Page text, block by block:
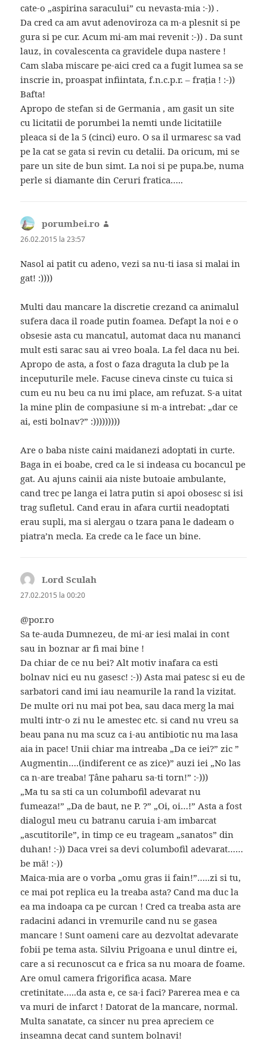
cate-o „aspirina saracului” cu nevasta-mia :-)) .
Da cred ca am avut adenoviroza ca m-a plesnit si pe
gura si pe cur. Acum mi-am mai revenit :-)) . Da sunt
lauz, in covalescenta ca gravidele dupa nastere !
Cam slaba miscare pe-aici cred ca a fugit lumea sa se
inscrie in, proaspat infiintata, f.n.c.p.r. – fraţia ! :-))
Bafta!
Apropo de stefan si de Germania , am gasit un site
cu licitatii de porumbei la nemti unde licitatiile
pleaca si de la 5 (cinci) euro. O sa il urmaresc sa vad
pe la cat se gata si revin cu detalii. Da oricum, mi se
pare un site de bun simt. La noi si pe pupa.be, numa
perle si diamante din Ceruri fratica…..
porumbei.ro
26.02.2015 la 23:57
Nasol ai patit cu adeno, vezi sa nu-ti iasa si malai in
gat! :))))
Multi dau mancare la discretie crezand ca animalul
sufera daca il roade putin foamea. Defapt la noi e o
obsesie asta cu mancatul, automat daca nu mananci
mult esti sarac sau ai vreo boala. La fel daca nu bei.
Apropo de asta, a fost o faza draguta la club pe la
inceputurile mele. Facuse cineva cinste cu tuica si
cum eu nu beu ca nu imi place, am refuzat. S-a uitat
la mine plin de compasiune si m-a intrebat: „dar ce
ai, esti bolnav?” :)))))))))
Are o baba niste caini maidanezi adoptati in curte.
Baga in ei boabe, cred ca le si indeasa cu bocancul pe
gat. Au ajuns cainii aia niste butoaie ambulante,
cand trec pe langa ei latra putin si apoi obosesc si isi
trag sufletul. Cand erau in afara curtii neadoptati
erau supli, ma si alergau o tzara pana le dadeam o
piatra’n mecla. Ea crede ca le face un bine.
Lord Sculah
27.02.2015 la 00:20
@por.ro
Sa te-auda Dumnezeu, de mi-ar iesi malai in cont
sau in boznar ar fi mai bine !
Da chiar de ce nu bei? Alt motiv inafara ca esti
bolnav nici eu nu gasesc! :-)) Asta mai patesc si eu de
sarbatori cand imi iau neamurile la rand la vizitat.
De multe ori nu mai pot bea, sau daca merg la mai
multi intr-o zi nu le amestec etc. si cand nu vreu sa
beau pana nu ma scuz ca i-au antibiotic nu ma lasa
aia in pace! Unii chiar ma intreaba „Da ce iei?” zic ”
Augmentin….(indiferent ce as zice)” auzi iei „No las
ca n-are treaba! Țâne paharu sa-ti torn!” :-)))
„Ma tu sa sti ca un columbofil adevarat nu
fumeaza!” „Da de baut, ne P. ?” „Oi, oi…!” Asta a fost
dialogul meu cu batranu caruia i-am imbarcat
„ascutitorile”, in timp ce eu trageam „sanatos” din
duhan! :-)) Daca vrei sa devi columbofil adevarat……
be mă! :-))
Maica-mia are o vorba „omu gras ii fain!”…..zi si tu,
ce mai pot replica eu la treaba asta? Cand ma duc la
ea ma indoapa ca pe curcan ! Cred ca treaba asta are
radacini adanci in vremurile cand nu se gasea
mancare ! Sunt oameni care au dezvoltat adevarate
fobii pe tema asta. Silviu Prigoana e unul dintre ei,
care a si recunoscut ca e frica sa nu moara de foame.
Are omul camera frigorifica acasa. Mare
cretinitate…..da asta e, ce sa-i faci? Parerea mea e ca
va muri de infarct ! Datorat de la mancare, normal.
Multa sanatate, ca sincer nu prea apreciem ce
inseamna decat cand suntem bolnavi!